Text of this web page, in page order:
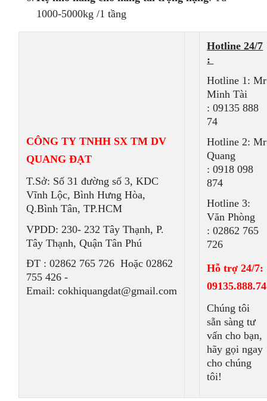
1000-5000kg /1 tầng
CÔNG TY TNHH SX TM DV
QUANG ĐẠT
T.Sở: Số 31 đường số 3, KDC
Vĩnh Lộc, Bình Hưng Hòa,
Q.Bình Tân, TP.HCM
VPDD: 230- 232 Tây Thạnh, P.
Tây Thạnh, Quận Tân Phú
ÐT : 02862 765 726 Hoặc 02862
755 426 -
Email: cokhiquangdat@gmail.com
Hotline 24/7
:
Hotline 1: Mr
Minh Tài
: 09135 888
74
Hotline 2: Mr
Quang
: 0918 098
874
Hotline 3:
Văn Phòng
: 02862 765
726
Hỗ trợ 24/7:
09135.888.74
Chúng tôi
sẵn sàng tư
vấn cho bạn,
hãy gọi ngay
cho chúng
tôi!